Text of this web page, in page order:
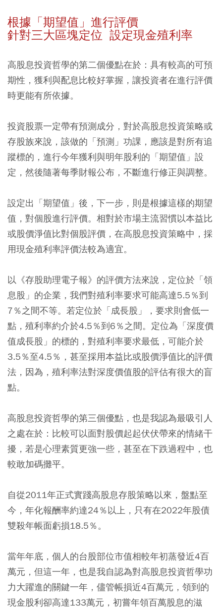
根據「期望值」進行評價
針對三大區塊定位 設定現金殖利率
高股息投資哲學的第二個優點在於：具有較高的可預
期性，獲利與配息比較好掌握，讓投資者在進行評價
時更能有所依據。
投資股票一定帶有預測成分，對於高股息投資策略或
存股族來說，該做的「預測」功課，應該是對所有追
蹤標的，進行今年獲利與明年股利的「期望值」設
定，然後隨著每季財報公布，不斷進行修正與調整。
設定出「期望值」後，下一步，則是根據這樣的期望
值，對個股進行評價。相對於市場主流習慣以本益比
或股價淨值比對個股評價，在高股息投資策略中，採
用現金殖利率評價法較為適宜。
以《存股助理電子報》的評價方法來說，定位於「領
息股」的企業，我們對殖利率要求可能高達5.5％到
7％之間不等。若定位於「成長股」，要求則會低一
點，殖利率約介於4.5％到6％之間。定位為「深度價
值成長股」的標的，對殖利率要求最低，可能介於
3.5％至4.5％，甚至採用本益比或股價淨值比的評價
法，因為，殖利率法對深度價值股的評估有很大的盲
點。
高股息投資哲學的第三個優點，也是我認為最吸引人
之處在於：比較可以面對股價起起伏伏帶來的情緒干
擾，若是心理素質更強一些，甚至在下跌過程中，也
較敢加碼攤平。
自從2011年正式實踐高股息存股策略以來，盤點至
今，年化報酬率約達24％以上，只有在2022年股債
雙殺年帳面虧損18.5％。
當年年底，個人的台股部位市值相較年初蒸發近4百
萬元，但這一年，也是我自認為對高股息投資哲學功
力大躍進的關鍵一年，儘管帳損近4百萬元，領到的
現金股利卻高達133萬元，初嘗年領百萬股息的滋